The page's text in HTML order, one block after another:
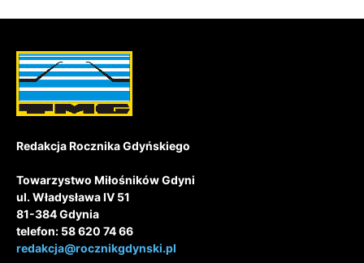
Redakcja Rocznika Gdyńskiego
Towarzystwo Miłośników Gdyni
ul. Władysława IV 51
81-384 Gdynia
telefon: 58 620 74 66
redakcja@rocznikgdynski.pl